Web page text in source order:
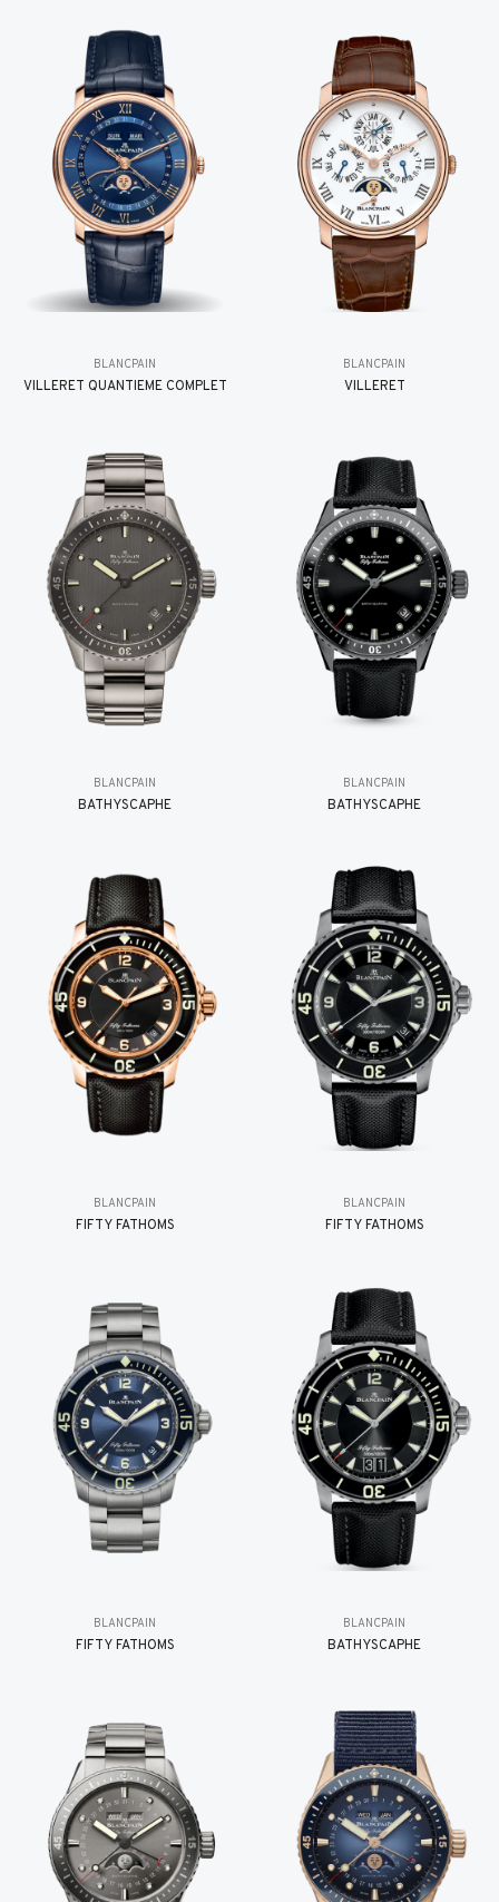
BLANCPAIN
VILLERET QUANTIÈME COMPLET
BLANCPAIN
VILLERET
BLANCPAIN
BATHYSCAPHE
BLANCPAIN
BATHYSCAPHE
BLANCPAIN
FIFTY FATHOMS
BLANCPAIN
FIFTY FATHOMS
BLANCPAIN
FIFTY FATHOMS
BLANCPAIN
BATHYSCAPHE